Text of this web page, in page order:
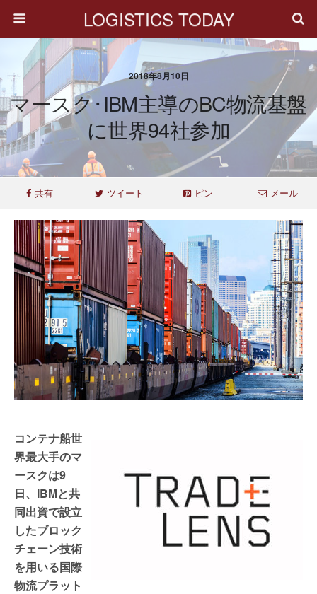
LOGISTICS TODAY
2018年8月10日
マースク･IBM主導のBC物流基盤
に世界94社参加
共有 ツイート ピン メール
コンテナ船世
界最大手のマ
ースクは9
日、IBMと共
同出資で設立
したブロック
チェーン技術
を用いる国際
物流プラット